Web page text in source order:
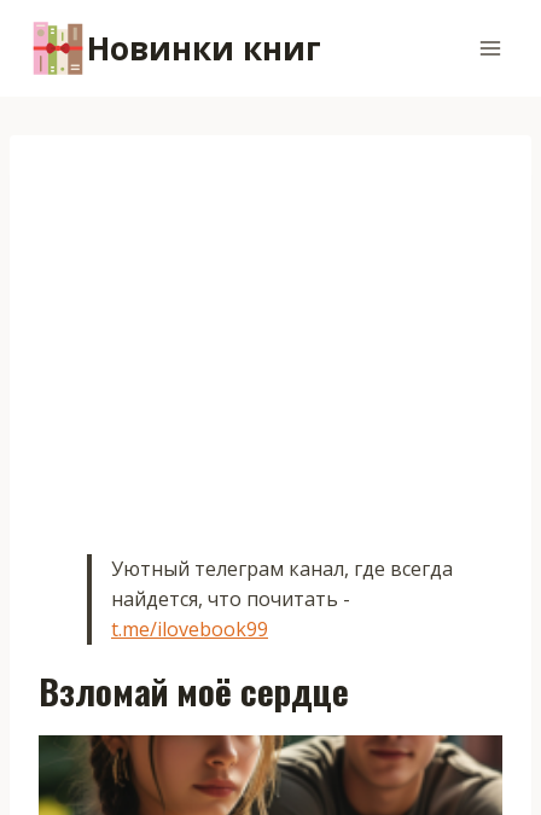
содержимому
Новинки книг
Уютный телеграм канал, где всегда
найдется, что почитать -
t.me/ilovebook99
Взломай моё сердце